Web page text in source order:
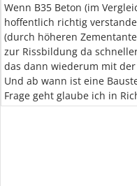
Wenn B35 Beton (im
hoffentlich richtig
(durch höheren
zur Rissbildung da
das dann wiederum mit
Und ab wann ist eine
Frage geht glaube ich in